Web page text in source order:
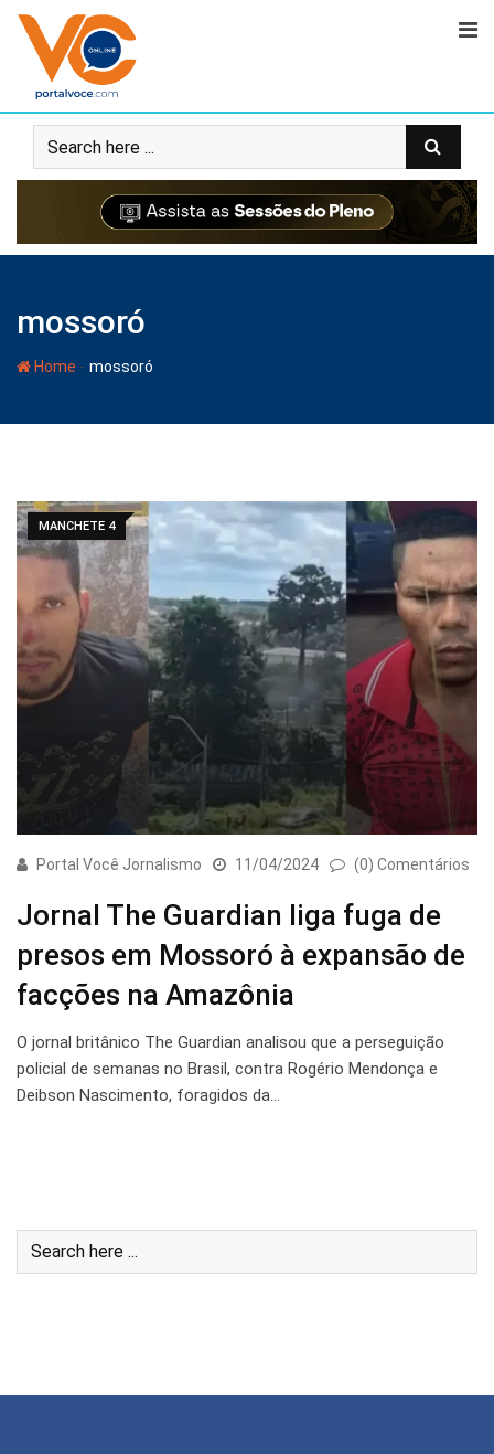
mossoró
Home - mossoró
MANCHETE 4
Portal Você Jornalismo 11/04/2024 (0) Comentários
Jornal The Guardian liga fuga de
presos em Mossoró à expansão de
facções na Amazônia
O jornal britânico The Guardian analisou que a perseguição
policial de semanas no Brasil, contra Rogério Mendonça e
Deibson Nascimento, foragidos da…